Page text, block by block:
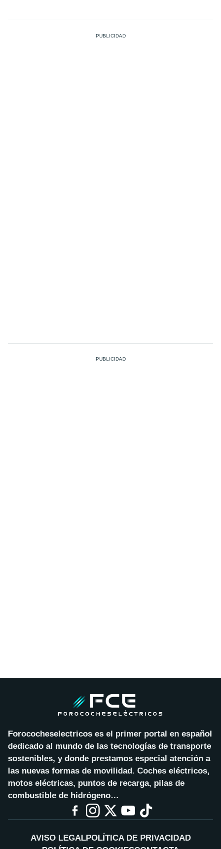
Forococheselectricos es el primer portal en español
dedicado al mundo de las tecnologías de transporte
sostenibles, y donde prestamos especial atención a
las nuevas formas de movilidad. Coches eléctricos,
motos eléctricas, puntos de recarga, pilas de
combustible de hidrógeno…
AVISO LEGALPOLÍTICA DE PRIVACIDAD